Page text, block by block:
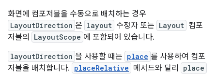
화면에 컴포저블을 수동으로 배치하는 경우
LayoutDirection 은 layout 수정자 또는 Layout 컴포
저블의
LayoutScope 에 포함되어 있습니다.
layoutDirection 을 사용할 때는 place 를 사용하여 컴포
저블을 배치합니다. placeRelative 메서드와 달리 place